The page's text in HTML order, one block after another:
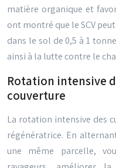
matière organique et
ont montré que le SCV
dans le sol de 0,5 à 1
ainsi à la lutte contre le
Rotation intensive
couverture
La rotation intensive des
régénératrice. En
une même parcelle,